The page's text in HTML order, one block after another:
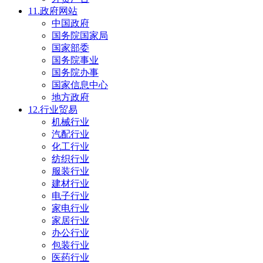
11.政府网站
中国政府
国务院国家局
国家部委
国务院事业
国务院办事
国家信息中心
地方政府
12.行业贸易
机械行业
汽配行业
化工行业
纺织行业
服装行业
建材行业
电子行业
家电行业
家居行业
办公行业
包装行业
医药行业